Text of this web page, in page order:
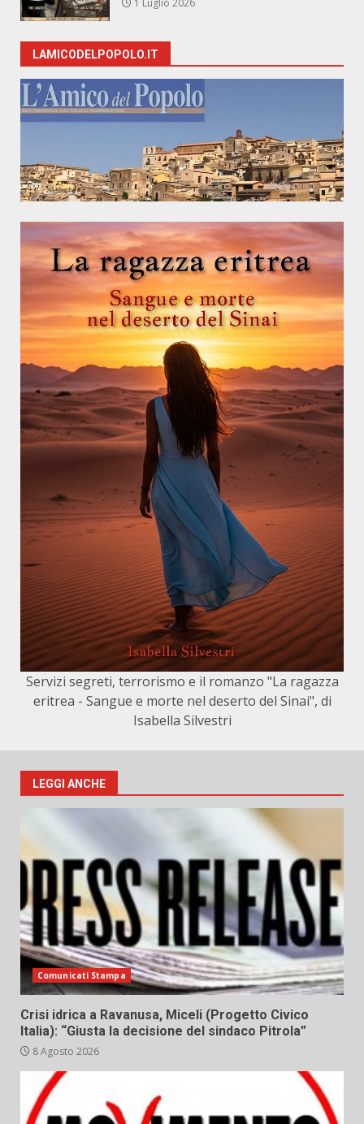
1 Luglio 2026
LAMICODELPOPOLO.IT
Servizi segreti, terrorismo e il romanzo "La ragazza
eritrea - Sangue e morte nel deserto del Sinai", di
Isabella Silvestri
LEGGI ANCHE
Comunicati Stampa
Crisi idrica a Ravanusa, Miceli (Progetto Civico
Italia): “Giusta la decisione del sindaco Pitrola”
8 Agosto 2026